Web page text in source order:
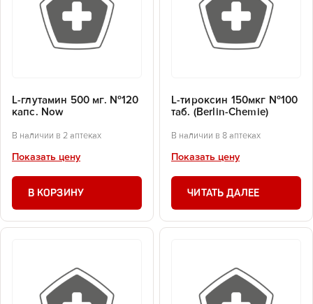
L-глутамин 500 мг. №120
капс. Now
В наличии в 2 аптеках
Показать цену
В КОРЗИНУ
L-тироксин 150мкг №100
таб. (Berlin-Chemie)
В наличии в 8 аптеках
Показать цену
ЧИТАТЬ ДАЛЕЕ